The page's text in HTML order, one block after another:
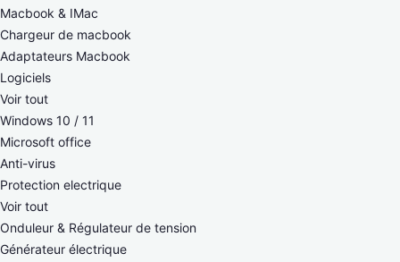
Macbook & IMac
Chargeur de macbook
Adaptateurs Macbook
Logiciels
Voir tout
Windows 10 / 11
Microsoft office
Anti-virus
Protection electrique
Voir tout
Onduleur & Régulateur de tension
Générateur électrique